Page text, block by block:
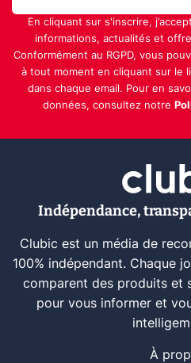
En cliquant sur s'inscrire,
informations, actualités et
Conformément au RGPD, vous
à tout moment en cliquant sur le
dans chaque email. Pour en
données, consultez notre
Indépendance,
Clubic est un média de
100% indépendant. Chaque
comparent des produits et
pour vous informer et
À